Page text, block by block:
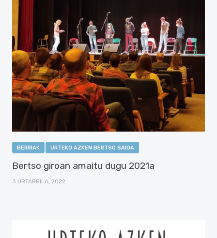
BERRIAK URTEKO AZKEN BERTSO SAIOA
Bertso giroan amaitu dugu 2021a
3 URTARRILA, 2022